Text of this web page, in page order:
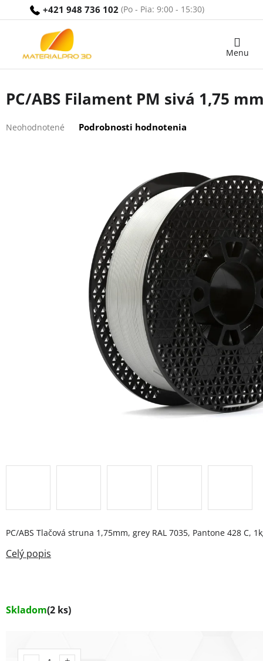
+421 948 736 102
Nákupný
PC/ABS Filament PM sivá 1,75
hodnotenie
Neohodnotené Podrobnosti hodnotenia
Skladom(2 ks)
PC/ABS Tlačová struna 1,75mm, grey RAL 7035, Pantone 428 C,